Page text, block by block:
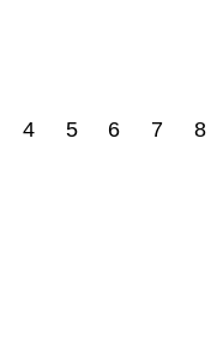
4 5 6 7 8